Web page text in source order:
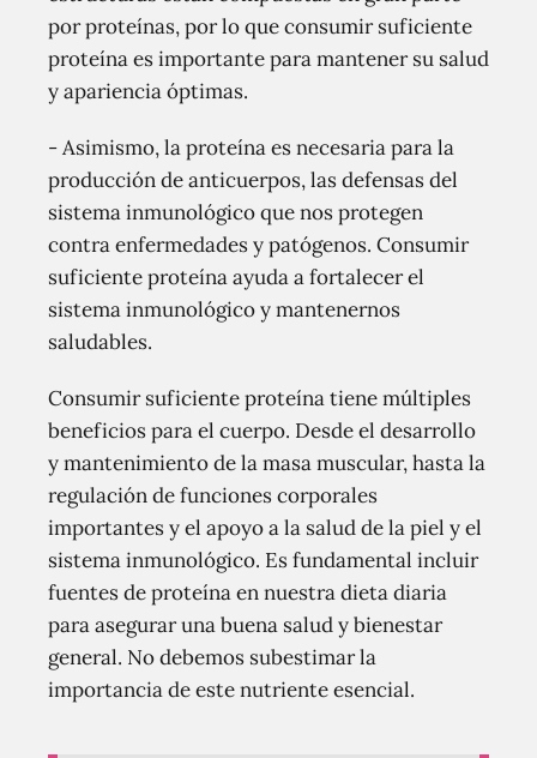
por proteínas, por lo que consumir suficiente
proteína es importante para mantener su salud
y apariencia óptimas.
- Asimismo, la proteína es necesaria para la
producción de anticuerpos, las defensas del
sistema inmunológico que nos protegen
contra enfermedades y patógenos. Consumir
suficiente proteína ayuda a fortalecer el
sistema inmunológico y mantenernos
saludables.
Consumir suficiente proteína tiene múltiples
beneficios para el cuerpo. Desde el desarrollo
y mantenimiento de la masa muscular, hasta la
regulación de funciones corporales
importantes y el apoyo a la salud de la piel y el
sistema inmunológico. Es fundamental incluir
fuentes de proteína en nuestra dieta diaria
para asegurar una buena salud y bienestar
general. No debemos subestimar la
importancia de este nutriente esencial.